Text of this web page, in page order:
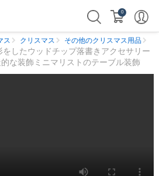
0
ス クリスマス その他のクリスマス用品
したウッドチップ落書きアクセサリー
な装飾ミニマリストのテーブル装飾